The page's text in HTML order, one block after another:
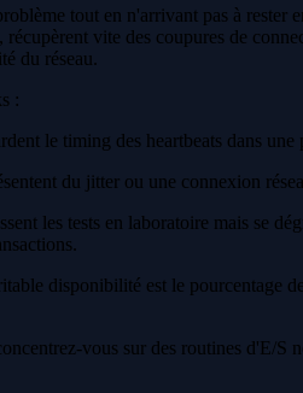
tout en n'arrivant pas à
récupèrent vite des coupures de
du réseau.
:
le timing des heartbeats dans
du jitter ou une connexion
les tests en laboratoire mais se
disponibilité est le pourcentage
vous sur des routines d'E/S